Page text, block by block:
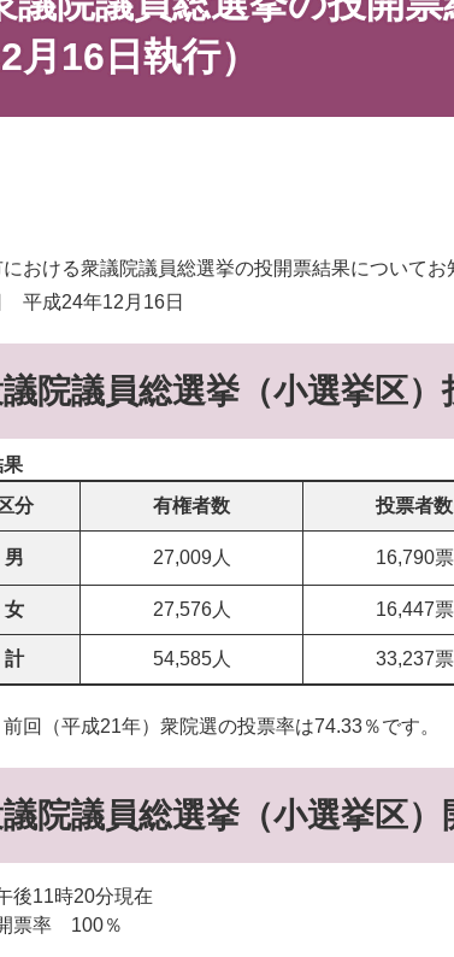
月16日執行）
おける衆議院議員総選挙の投開票結果についてお
平成24年12月16日
院議員総選挙（小選挙区）
果
区分
有権者数 投票者数
男 27,009人 16,790票
女 27,576人 16,447票
計 54,585人 33,237票
回（平成21年）衆院選の投票率は74.33％です。
院議員総選挙（小選挙区）
後11時20分現在
票率 100％